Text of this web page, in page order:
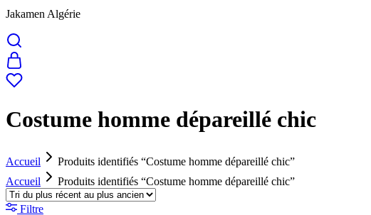
Jakamen Algérie
Costume homme dépareillé chic
Accueil
Produits identifiés “Costume homme dépareillé chic”
Accueil
Produits identifiés “Costume homme dépareillé chic”
Filtre